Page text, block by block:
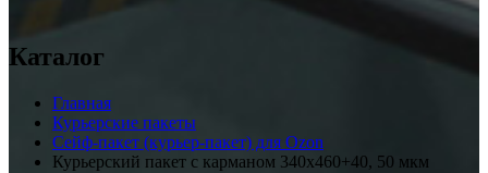
Каталог
Главная
Курьерские пакеты
Сейф-пакет (курьер-пакет) для Ozon
Курьерский пакет с карманом 340х460+40, 50 мкм